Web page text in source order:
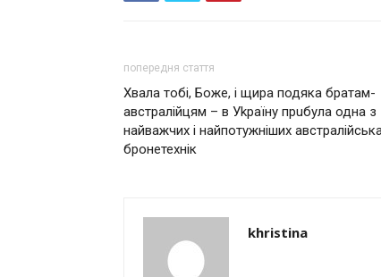
попередня стаття
Хвала тобі, Боже, і щира подяка братам-
австралійцям – в Уkраїну прuбула одна з
найважчих і найпотужніших
бронетехнік
khristina